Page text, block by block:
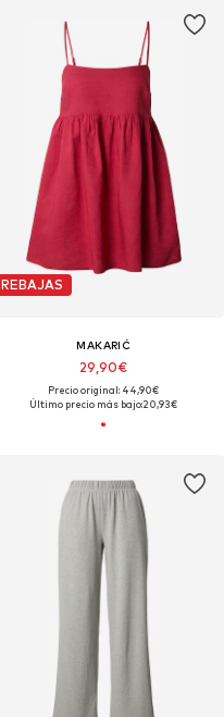
REBAJAS
MAKARIĆ
29,90€
Precio original: 44,90€
Último precio más bajo:20,93€